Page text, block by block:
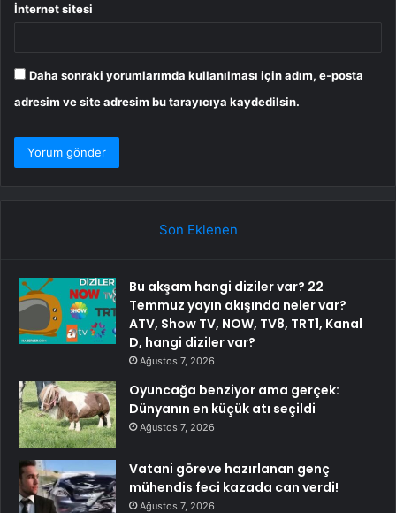
İnternet sitesi
Daha sonraki yorumlarımda kullanılması için adım, e-posta
adresim ve site adresim bu tarayıcıya kaydedilsin.
Son Eklenen
Bu akşam hangi diziler var? 22
Temmuz yayın akışında neler var?
ATV, Show TV, NOW, TV8, TRT1, Kanal
D, hangi diziler var?
Ağustos 7, 2026
Oyuncağa benziyor ama gerçek:
Dünyanın en küçük atı seçildi
Ağustos 7, 2026
Vatani göreve hazırlanan genç
mühendis feci kazada can verdi!
Ağustos 7, 2026